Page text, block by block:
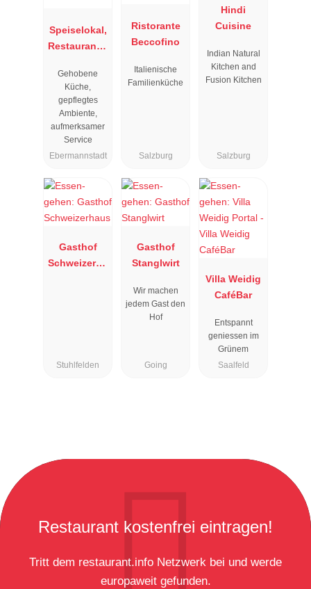
Speiselokal,
Restaurant "
"
Gehobene
Küche,
gepflegtes
Ambiente,
aufmerksamer
Service
Ebermannstadt
Ristorante
Beccofino
Italienische
Familienküche
Salzburg
Hindi
Cuisine
Indian Natural
Kitchen and
Fusion Kitchen
Salzburg
Gasthof
Schweizerha
Stuhlfelden
Gasthof
Stanglwirt
Wir machen
jedem Gast den
Hof
Going
Villa Weidig
CaféBar
Entspannt
geniessen im
Grünem
Saalfeld
Restaurant kostenfrei eintragen!
Tritt dem restaurant.info Netzwerk bei und werde
europaweit gefunden.